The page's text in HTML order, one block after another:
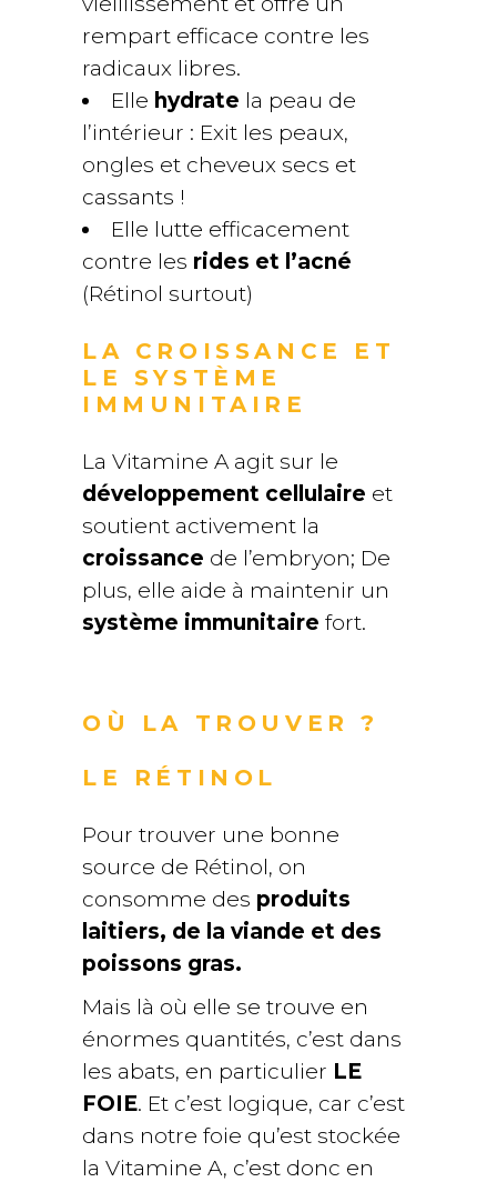
rempart efficace contre les
radicaux libres.
Elle hydrate la peau de
l’intérieur : Exit les peaux,
ongles et cheveux secs et
cassants !
Elle lutte efficacement
contre les rides et l’acné
(Rétinol surtout)
LA CROISSANCE ET
LE SYSTÈME
IMMUNITAIRE
La Vitamine A agit sur le
développement cellulaire et
soutient activement la
croissance de l’embryon; De
plus, elle aide à maintenir un
système immunitaire fort.
OÙ LA TROUVER ?
LE RÉTINOL
Pour trouver une bonne
source de Rétinol, on
consomme des produits
laitiers, de la viande et des
poissons gras.
Mais là où elle se trouve en
énormes quantités, c’est dans
les abats, en particulier LE
FOIE. Et c’est logique, car c’est
dans notre foie qu’est stockée
la Vitamine A, c’est donc en